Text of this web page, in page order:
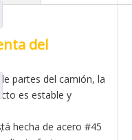
Shamcan AulongTruck
del
partes del camión, la
es estable y
hecha de acero #45